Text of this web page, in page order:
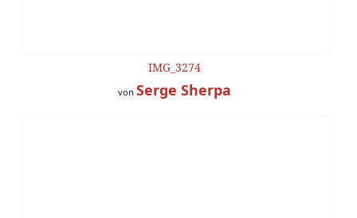
IMG_3274
von Serge Sherpa